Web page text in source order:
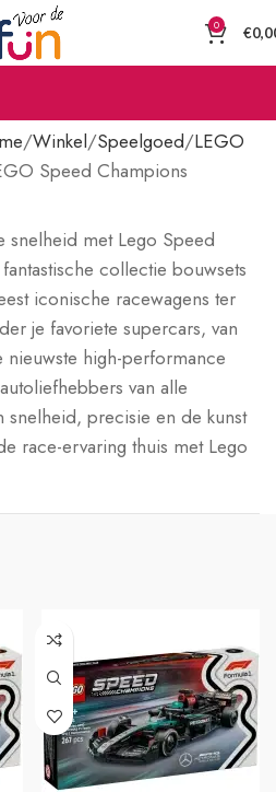
0 €
Winkel Speelgoed LEGO
Speed Champions
met Lego Speed
collectie bouwsets
iconische racewagens ter
je favoriete supercars, van
high-performance
van alle
snelheid, precisie en de kunst
race-ervaring thuis met Lego